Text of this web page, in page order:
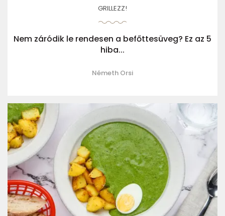
GRILLEZZ!
Nem záródik le rendesen a befőttesüveg? Ez az 5
hiba...
Németh Orsi